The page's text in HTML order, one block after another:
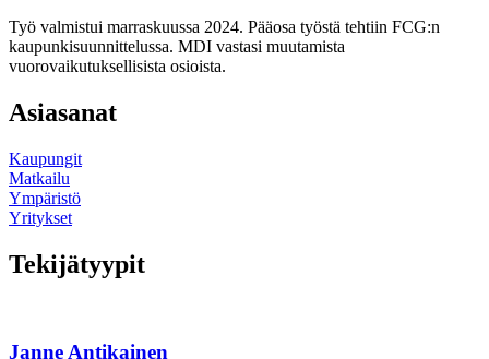
Työ valmistui marraskuussa 2024. Pääosa työstä tehtiin FCG:n
kaupunkisuunnittelussa. MDI vastasi muutamista
vuorovaikutuksellisista osioista.
Asiasanat
Kaupungit
Matkailu
Ympäristö
Yritykset
Tekijätyypit
Janne Antikainen